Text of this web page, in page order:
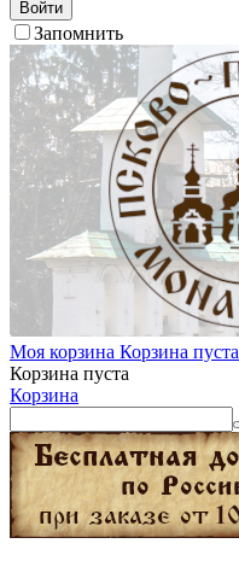
Войти
Запомнить
Моя корзина Корзина пуста
Корзина пуста
Корзина